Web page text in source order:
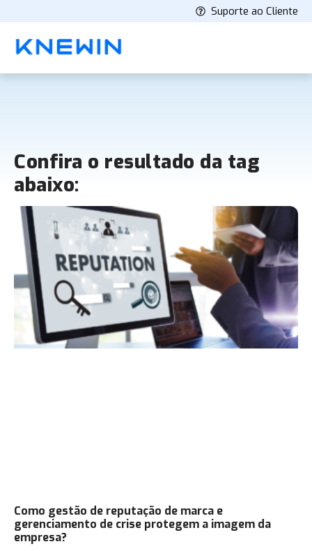
Suporte ao Cliente
Confira o resultado da tag
abaixo:
Como gestão de reputação de marca e
gerenciamento de crise protegem a imagem da
empresa?